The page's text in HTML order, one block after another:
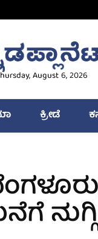
August 6, 2026
ಕ್ರೀಡೆ